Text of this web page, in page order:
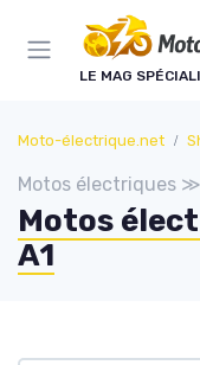
LE MAG
Moto-électrique.net
Motos électriques
Motos
A1
Panneau de gestion